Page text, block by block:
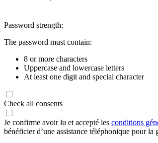
Password strength:
The password must contain:
8 or more characters
Uppercase and lowercase letters
At least one digit and special character
Check all consents
Je confirme avoir lu et accepté les conditions
bénéficier d’une assistance téléphonique pour